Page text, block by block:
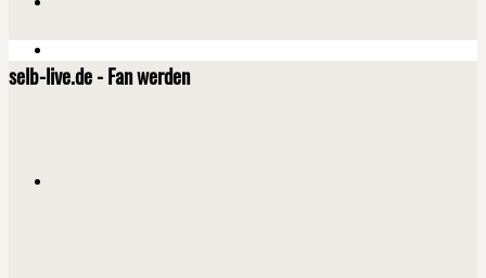
selb-live.de - Fan werden